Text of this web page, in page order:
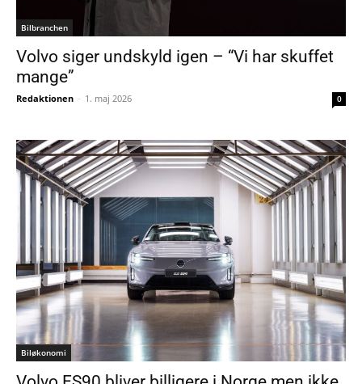
Bilbranchen
Volvo siger undskyld igen – “Vi har skuffet
mange”
Redaktionen - 1. maj 2026 0
Biløkonomi